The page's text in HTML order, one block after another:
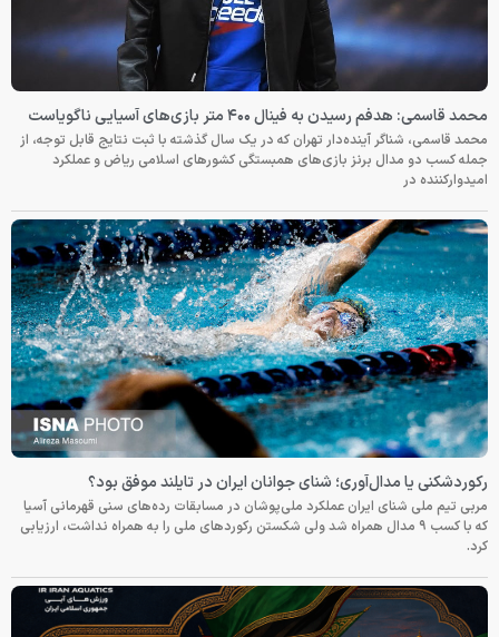
محمد قاسمی: هدفم رسیدن به فینال ۴۰۰ متر بازی‌های آسیایی ناگویاست
محمد قاسمی، شناگر آینده‌دار تهران که در یک سال گذشته با ثبت نتایج قابل توجه، از
جمله کسب دو مدال برنز بازی‌های همبستگی کشورهای اسلامی ریاض و عملکرد
امیدوارکننده در
رکوردشکنی یا مدال‌آوری؛ شنای جوانان ایران در تایلند موفق بود؟
مربی تیم ملی شنای ایران عملکرد ملی‌پوشان در مسابقات رده‌های سنی قهرمانی آسیا
که با کسب ۹ مدال همراه شد ولی شکستن رکوردهای ملی را به همراه نداشت، ارزیابی
کرد.